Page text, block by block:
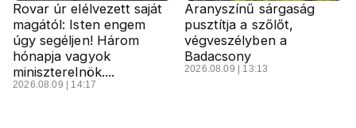
Rovar úr elélvezett saját
magától: Isten engem
úgy segéljen! Három
hónapja vagyok
miniszterelnök....
2026.08.09 | 14:17
Aranyszínű sárgaság
pusztítja a szőlőt,
végveszélyben a
Badacsony
2026.08.09 | 13:13